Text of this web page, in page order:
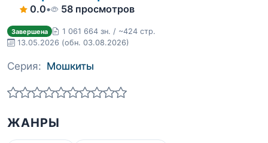
0.0• 58 просмотров
Завершена
1 061 664 зн. / ~424 стр.
13.05.2026 (обн. 03.08.2026)
Серия: Мошкиты
ЖАНРЫ